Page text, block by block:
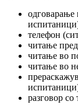
одговарање
телефон
читање
читање во
читање во
разговор со